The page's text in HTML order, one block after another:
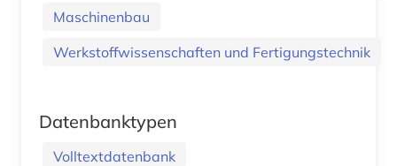
Maschinenbau
Werkstoffwissenschaften und Fertigungstechnik
Datenbanktypen
Volltextdatenbank